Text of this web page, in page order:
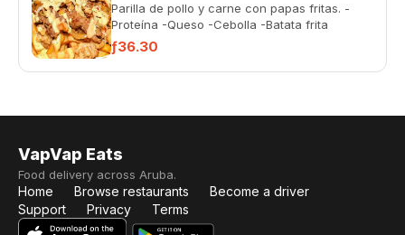
Parilla de pollo y carne con papas fritas. -
Proteína -Queso -Cebolla -Batata frita
ƒ36.30
VapVap Eats
Food delivery across Aruba.
Home Browse restaurants
Become a driver
Support
Privacy Terms